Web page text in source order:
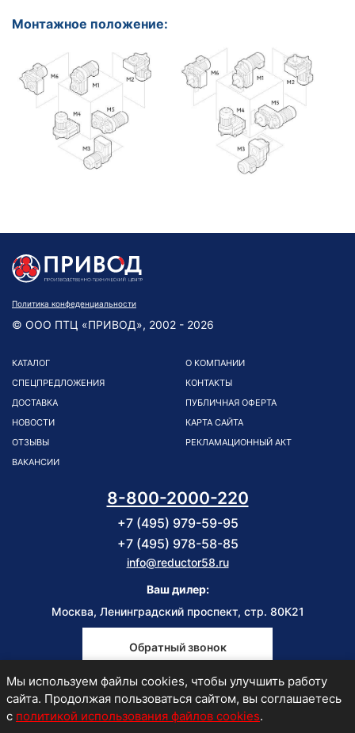
Монтажное положение:
Политика конфеденциальности
© ООО ПТЦ «ПРИВОД», 2002 - 2026
КАТАЛОГ
СПЕЦПРЕДЛОЖЕНИЯ
ДОСТАВКА
НОВОСТИ
ОТЗЫВЫ
ВАКАНСИИ
О КОМПАНИИ
КОНТАКТЫ
ПУБЛИЧНАЯ ОФЕРТА
КАРТА САЙТА
РЕКЛАМАЦИОННЫЙ АКТ
8-800-2000-220
+7 (495) 979-59-95
+7 (495) 978-58-85
info@reductor58.ru
Ваш дилер:
Москва, Ленинградский проспект, стр. 80К21
Обратный звонок
Пн-Пт
9:00-18:00
Мы используем файлы cookies, чтобы улучшить работу
сайта. Продолжая пользоваться сайтом, вы соглашаетесь
с политикой использования файлов cookies.